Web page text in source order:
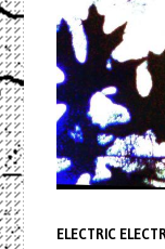
ELECTRIC